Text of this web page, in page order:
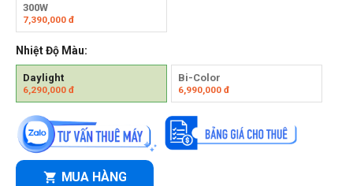
300W
7,390,000 đ
Nhiệt Độ Màu:
Daylight
6,290,000 đ
Bi-Color
6,990,000đ
MUA HÀNG